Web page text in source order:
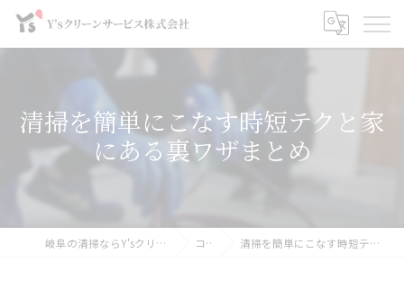
清掃を簡単にこなす時短テクと家
にある裏ワザまとめ
岐阜の清掃ならY'sクリーンサービス株式会社 コラム 清掃を簡単にこなす時短テクと家にある裏ワザまとめ